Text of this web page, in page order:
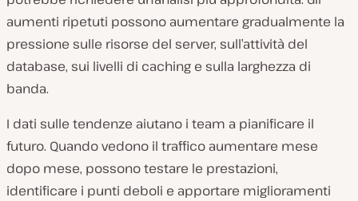
aumenti ripetuti possono aumentare gradualmente la
pressione sulle risorse del server, sull’attività del
database, sui livelli di caching e sulla larghezza di
banda.
I dati sulle tendenze aiutano i team a pianificare il
futuro. Quando vedono il traffico aumentare mese
dopo mese, possono testare le prestazioni,
identificare i punti deboli e apportare miglioramenti